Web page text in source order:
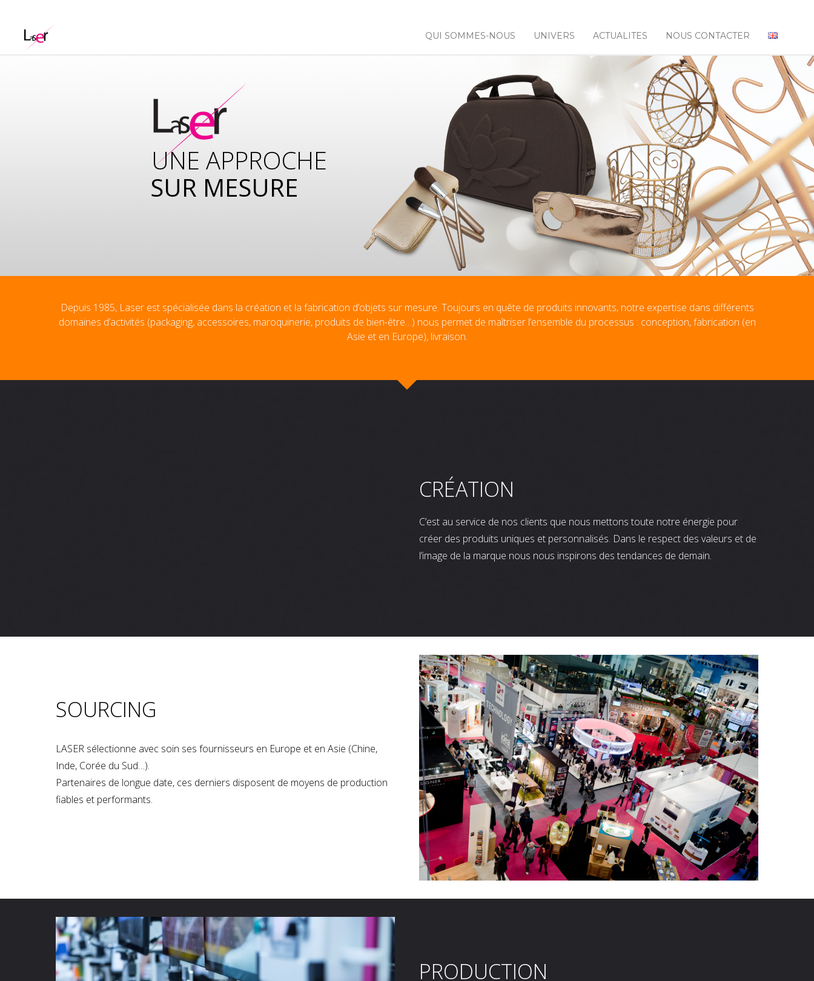
QUI SOMMES-NOUS UNIVERS ACTUALITES NOUS CONTACTER
SUR MESURE
UNE APPROCHE
Depuis 1985, Laser est spécialisée dans la création et la fabrication d’objets sur mesure. Toujours en quête de produits innovants, notre expertise dans différents
domaines d’activités (packaging, accessoires, maroquinerie, produits de bien-être…) nous permet de maîtriser l’ensemble du processus : conception, fabrication (en
Asie et en Europe), livraison.
CRÉATION
C’est au service de nos clients que nous mettons toute notre énergie pour
créer des produits uniques et personnalisés. Dans le respect des valeurs et de
l’image de la marque nous nous inspirons des tendances de demain.
SOURCING
LASER sélectionne avec soin ses fournisseurs en Europe et en Asie (Chine,
Inde, Corée du Sud…).
Partenaires de longue date, ces derniers disposent de moyens de production
fiables et performants.
PRODUCTION